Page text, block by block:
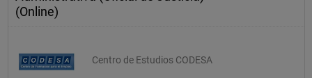
(Online)
Centro de Estudios CODESA